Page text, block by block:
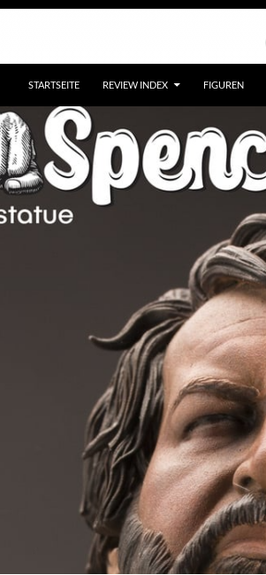
STARTSEITE REVIEW INDEX FIGUREN